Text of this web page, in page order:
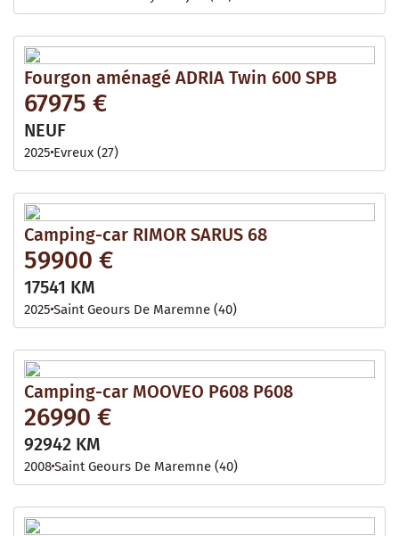
Fourgon aménagé ADRIA Twin 600 SPB
67975 €
NEUF
2025 Evreux (27)
Camping-car RIMOR SARUS 68
59900 €
17541 KM
2025 Saint Geours De Maremne (40)
Camping-car MOOVEO P608 P608
26990 €
92942 KM
2008Saint Geours De Maremne (40)